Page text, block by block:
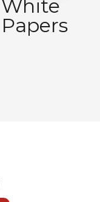
White
Papers